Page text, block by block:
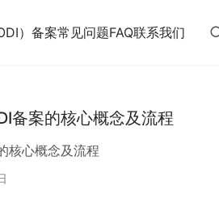
）备案常见问题FAQ联系我们
备案的核心概念及流程
核心概念及流程